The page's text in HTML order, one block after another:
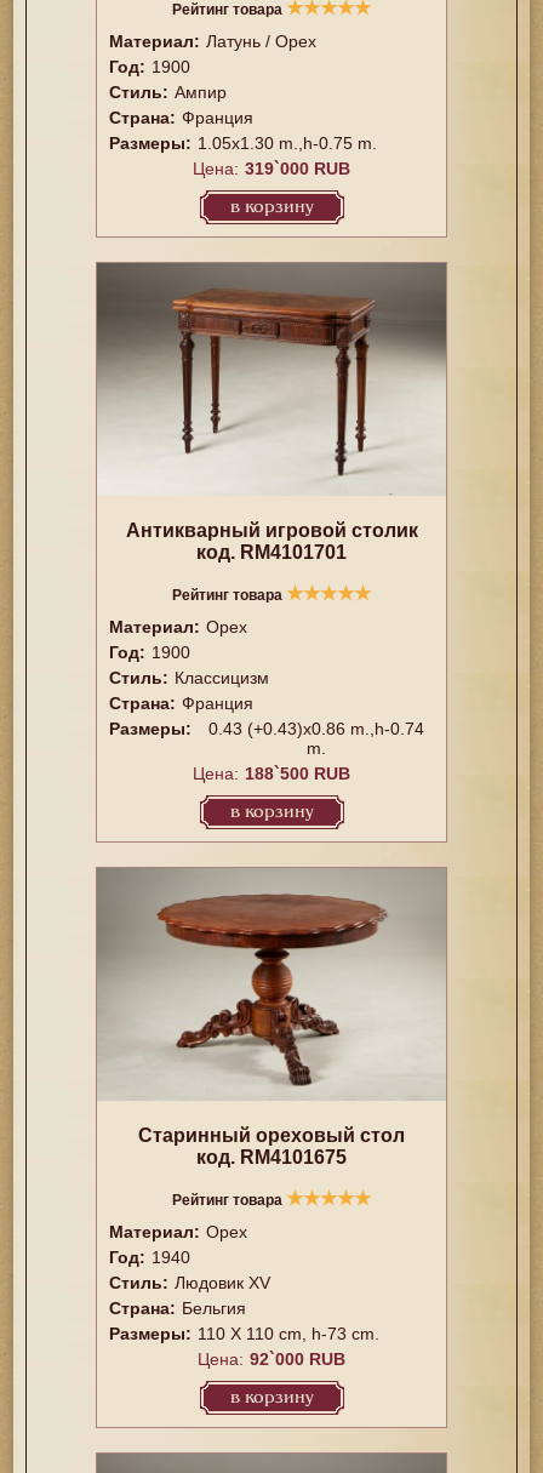
Рейтинг товара ★★★★★
Материал: Латунь / Орех
Год: 1900
Стиль: Ампир
Страна: Франция
Размеры: 1.05x1.30 m.,h-0.75 m.
Цена: 319`000 RUB
в корзину
Антикварный игровой столик
код. RM4101701
Рейтинг товара ★★★★★
Материал: Орех
Год: 1900
Стиль: Классицизм
Страна: Франция
Размеры:
0.43 (+0.43)x0.86 m.,h-0.74
m.
Цена: 188`500 RUB
в корзину
Старинный ореховый стол
код. RM4101675
Рейтинг товара ★★★★★
Материал: Орех
Год: 1940
Стиль: Людовик XV
Страна: Бельгия
Размеры: 110 X 110 cm, h-73 cm.
Цена: 92`000 RUB
в корзину